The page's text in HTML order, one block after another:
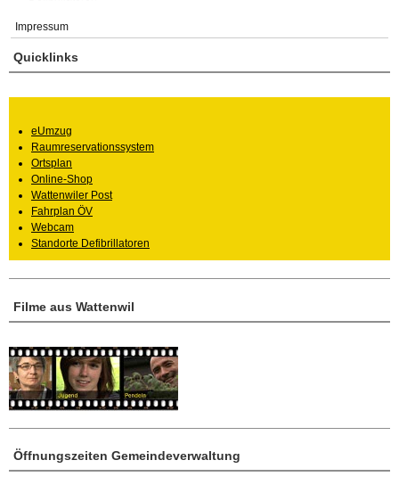
Impressum
Öffnungszeiten Gemeindeverwaltung
Filme aus Wattenwil
Quicklinks
eUmzug
Raumreservationssystem
Ortsplan
Online-Shop
Wattenwiler Post
Fahrplan ÖV
Webcam
Standorte Defibrillatoren